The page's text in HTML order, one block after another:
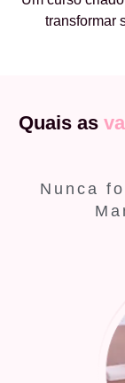
transformar
Quais as
Nunca